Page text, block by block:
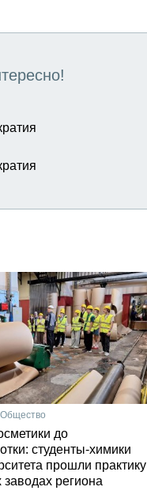
Общество
до
студенты-химики
прошли практику
региона